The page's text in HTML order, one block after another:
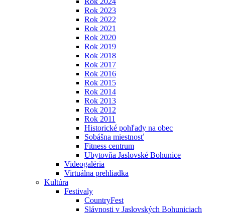
Rok 2023
Rok 2022
Rok 2021
Rok 2020
Rok 2019
Rok 2018
Rok 2017
Rok 2016
Rok 2015
Rok 2014
Rok 2013
Rok 2012
Rok 2011
Historické pohľady na obec
Sobášna miestnosť
Fitness centrum
Ubytovňa Jaslovské Bohunice
Videogaléria
Virtuálna prehliadka
Kultúra
Festivaly
CountryFest
Slávnosti v Jaslovských Bohuniciach